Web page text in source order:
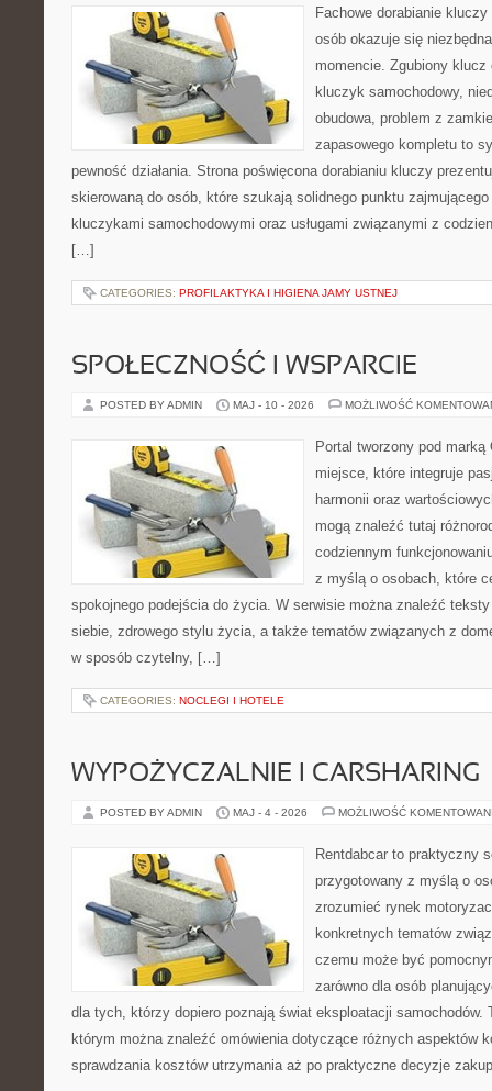
Fachowe dorabianie
osób okazuje się
momencie. Zgubiony
kluczyk samochodowy,
obudowa, problem z
zapasowego kompletu to
pewność działania. Strona poświęcona dorabianiu kluczy
skierowaną do osób, które szukają solidnego punktu
kluczykami samochodowymi oraz usługami związanymi z
[…]
CATEGORIES: PROFILAKTYKA I HIGIENA JAMY USTNEJ
SPOŁECZNOŚĆ I WSPARCIE
POSTED BY ADMIN MAJ - 10 - 2026 MOŻLIWOŚĆ
Portal tworzony pod
miejsce, które integruje
harmonii oraz
mogą znaleźć tutaj
codziennym
z myślą o osobach, które
spokojnego podejścia do życia. W serwisie można znaleźć
siebie, zdrowego stylu życia, a także tematów związanych z
w sposób czytelny, […]
CATEGORIES: NOCLEGI I HOTELE
WYPOŻYCZALNIE I CARSHARING
POSTED BY ADMIN MAJ - 4 - 2026 MOŻLIWOŚĆ
Rentdabcar to praktyczny
przygotowany z myślą o
zrozumieć rynek
konkretnych tematów
czemu może być
zarówno dla osób
dla tych, którzy dopiero poznają świat eksploatacji samochodów.
którym można znaleźć omówienia dotyczące różnych aspektów
sprawdzania kosztów utrzymania aż po praktyczne decyzje